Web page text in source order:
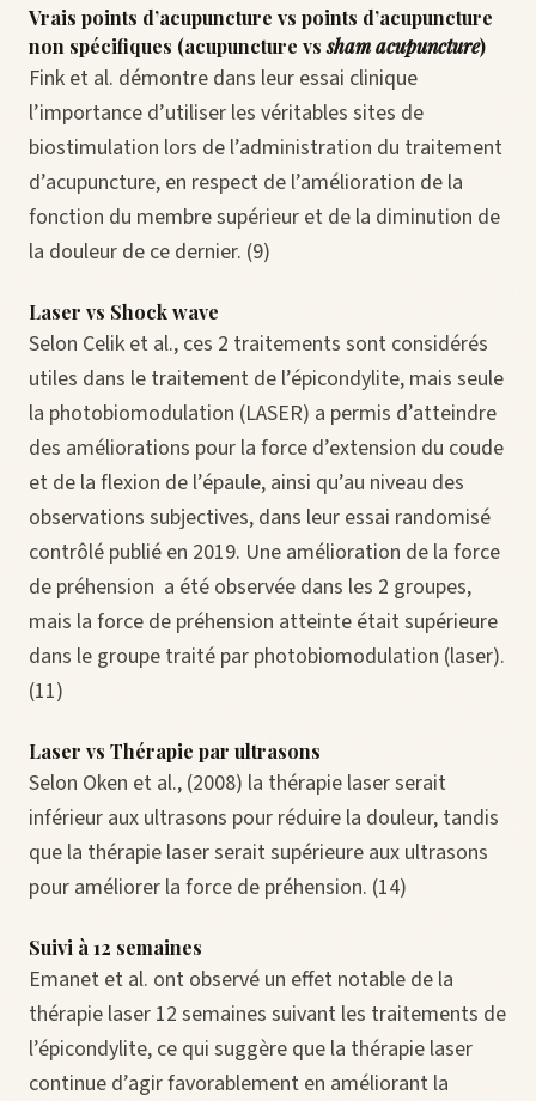
Vrais points d’acupuncture vs points d’acupuncture
non spécifiques (acupuncture vssham acupuncture)
Fink et al. démontre dans leur essai clinique
l’importance d’utiliser les véritables sites de
biostimulation lors de l’administration du traitement
d’acupuncture, en respect de l’amélioration de la
fonction du membre supérieur et de la diminution de
la douleur de ce dernier. (9)
Laser vs Shock wave
Selon Celik et al., ces 2 traitements sont considérés
utiles dans le traitement de l’épicondylite, mais seule
la photobiomodulation (LASER) a permis d’atteindre
des améliorations pour la force d’extension du coude
et de la flexion de l’épaule, ainsi qu’au niveau des
observations subjectives, dans leur essai randomisé
contrôlé publié en 2019. Une amélioration de la force
de préhension a été observée dans les 2 groupes,
mais la force de préhension atteinte était supérieure
dans le groupe traité par photobiomodulation (laser).
(11)
Laser vs Thérapie par ultrasons
Selon Oken et al., (2008) la thérapie laser serait
inférieur aux ultrasons pour réduire la douleur, tandis
que la thérapie laser serait supérieure aux ultrasons
pour améliorer la force de préhension. (14)
Suivi à 12 semaines
Emanet et al. ont observé un effet notable de la
thérapie laser 12 semaines suivant les traitements de
l’épicondylite, ce qui suggère que la thérapie laser
continue d’agir favorablement en améliorant la